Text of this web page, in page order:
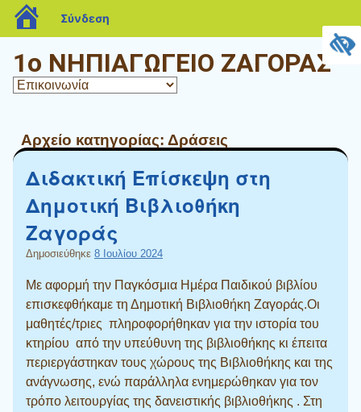
1ο ΝΗΠΙΑΓΩΓΕΙΟ ΖΑΓΟΡΑΣ
Αρχείο κατηγορίας: Δράσεις
Διδακτική Επίσκεψη στη
Δημοτική Βιβλιοθήκη
Ζαγοράς
Δημοσιεύθηκε 8 Ιουλίου 2024
Με αφορμή την Παγκόσμια Ημέρα Παιδικού βιβλίου
επισκεφθήκαμε τη Δημοτική Βιβλιοθήκη Ζαγοράς.Οι
μαθητές/τριες πληροφορήθηκαν για την ιστορία του
κτηρίου από την υπεύθυνη της βιβλιοθήκης κι έπειτα
περιεργάστηκαν τους χώρους της Βιβλιοθήκης και της
ανάγνωσης, ενώ παράλληλα ενημερώθηκαν για τον
τρόπο λειτουργίας της δανειστικής βιβλιοθήκης . Στη
blogs.sch.gr
Σύνδεση